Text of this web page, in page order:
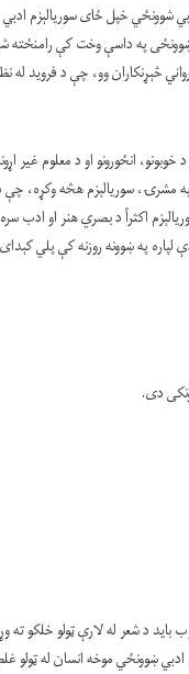
ښوونځی مخ په ځوړې دې شو. په( ۱۹۲۱م ) کال کې دې ادبي شوونځي خپل ځای سوریالېزم ادبي
وکړ. سوریالېزم ادبي ښوونځی په داسې وخت کې
څېړنکاران وو، چې د فروید له
انځورونو او د معلوم غیر
مشرۍ، سوریالېزم هڅه وکړه، چې
اکثراً د بصري هنر او ادب سره
په ښوونه روزنه کې پلي کېدای
د شعر له لارې ټولو خلکو ته
ښوونځي موخه انسان له ټولو